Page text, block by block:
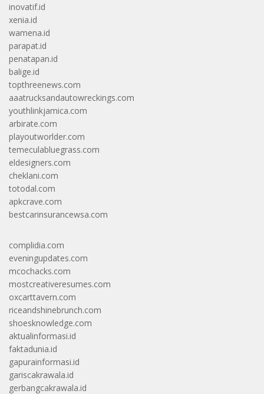
inovatif.id
xenia.id
wamena.id
parapat.id
penatapan.id
balige.id
topthreenews.com
aaatrucksandautowreckings.com
youthlinkjamica.com
arbirate.com
playoutworlder.com
temeculabluegrass.com
eldesigners.com
cheklani.com
totodal.com
apkcrave.com
bestcarinsurancewsa.com
complidia.com
eveningupdates.com
mcochacks.com
mostcreativeresumes.com
oxcarttavern.com
riceandshinebrunch.com
shoesknowledge.com
aktualinformasi.id
faktadunia.id
gapurainformasi.id
gariscakrawala.id
gerbangcakrawala.id